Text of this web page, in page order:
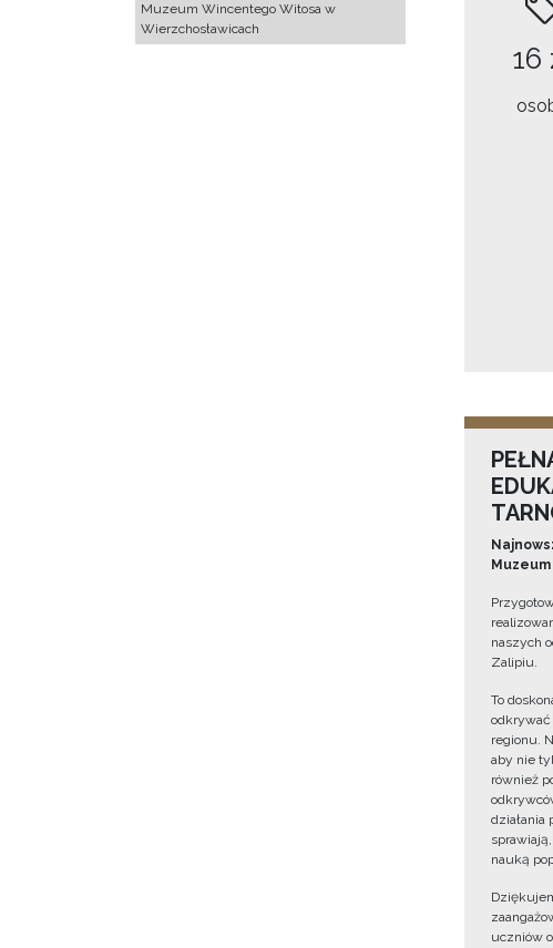
Muzeum Wincentego Witosa w
Wierzchosławicach
16
naszych
Zalipiu.
To
regionu.
aby nie
również
działania
nauką
uczniów